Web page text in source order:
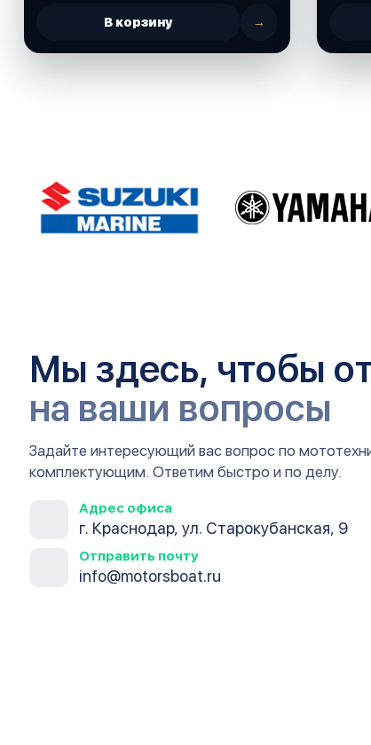
В корзину →
Мы здесь, чтобы
на ваши вопросы
Задайте интересующий вас вопрос по
комплектующим. Ответим быстро и по делу.
Адрес офиса
г. Краснодар, ул. Старокубанская, 9
Отправить почту
info@motorsboat.ru